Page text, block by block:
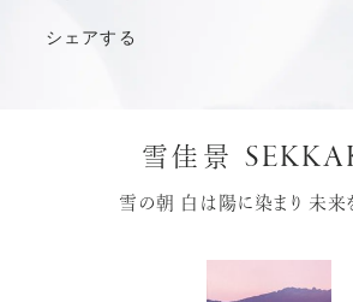
シェアする
雪佳景
雪の朝 白は陽に染まり 未来